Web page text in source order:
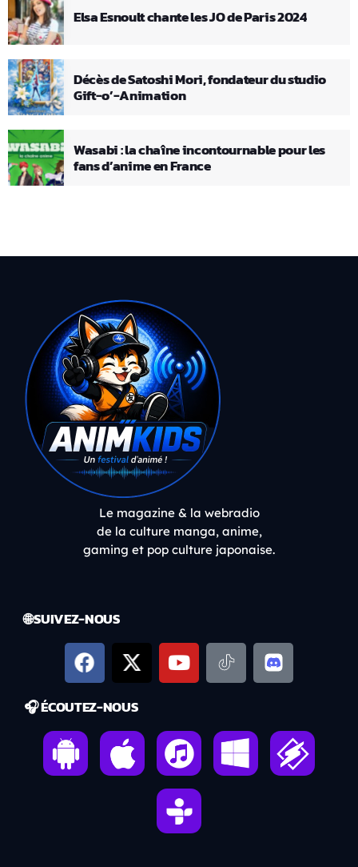
Elsa Esnoult chante les JO de Paris 2024
Décès de Satoshi Mori, fondateur du studio
Gift-o’-Animation
Wasabi : la chaîne incontournable pour les
fans d’anime en France
Le magazine & la webradio
de la culture manga, anime,
gaming et pop culture japonaise.
🌐 SUIVEZ-NOUS
🎧 ÉCOUTEZ-NOUS